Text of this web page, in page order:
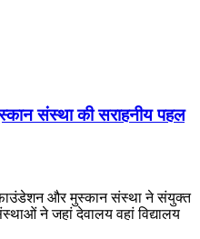
संस्था की सराहनीय पहल
फाउंडेशन और मुस्कान संस्था ने संयुक्त
ने जहां देवालय वहां विद्यालय